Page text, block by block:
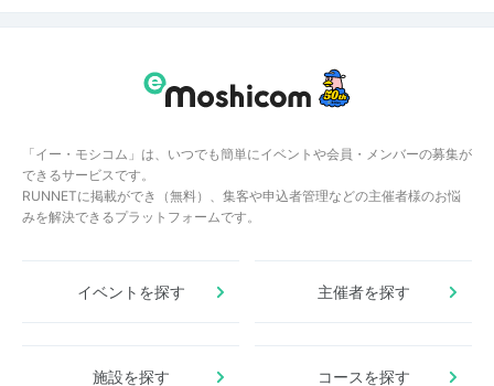
「イー・モシコム」は、いつでも簡単にイベントや会員・メンバーの募集が
できるサービスです。
RUNNETに掲載ができ（無料）、集客や申込者管理などの主催者様のお悩
みを解決できるプラットフォームです。
イベントを探す 主催者を探す
施設を探す コースを探す